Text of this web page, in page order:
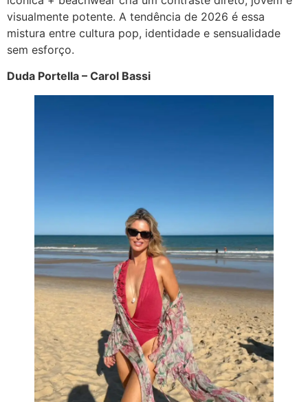
visualmente potente. A tendência de 2026 é essa
mistura entre cultura pop, identidade e sensualidade
sem esforço.
Duda Portella – Carol Bassi